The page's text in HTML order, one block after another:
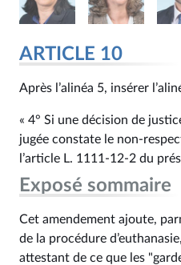
ARTICLE 10
Après l’alinéa 5, insérer
« 4° Si une décision de
jugée constate le non-
l’article L. 1111‑12‑2 du
Exposé sommaire
Cet amendement ajoute,
de la procédure
attestant de ce que les